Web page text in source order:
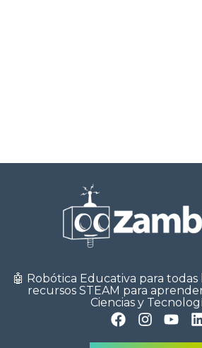
🤖 Robótica Educativa para todas
recursos STEAM para
Ciencias y